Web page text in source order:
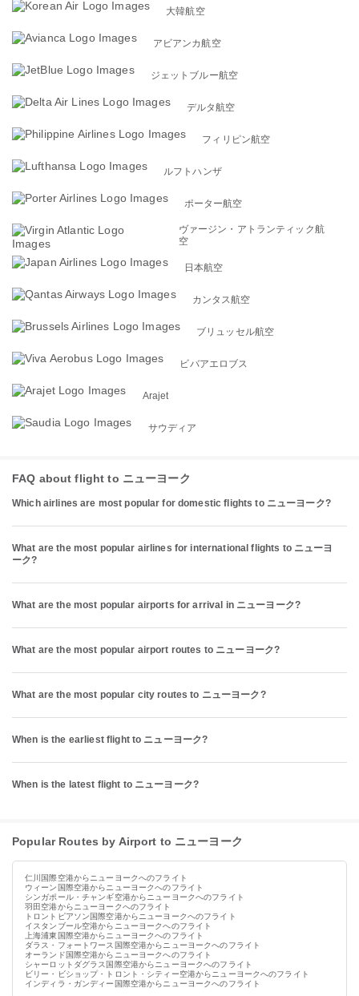
大韓航空
アビアンカ航空
ジェットブルー航空
デルタ航空
フィリピン航空
ルフトハンザ
ポーター航空
ヴァージン・アトランティック航
空
日本航空
カンタス航空
ブリュッセル航空
ビバアエロブス
Arajet
サウディア
FAQ about flight to ニューヨーク
Which airlines are most popular for domestic flights to ニューヨーク?
What are the most popular airlines for international flights to ニューヨ
ーク?
What are the most popular airports for arrival in ニューヨーク?
What are the most popular airport routes to ニューヨーク?
What are the most popular city routes to ニューヨーク?
When is the earliest flight to ニューヨーク?
When is the latest flight to ニューヨーク?
Popular Routes by Airport to ニューヨーク
仁川国際空港からニューヨークへのフライト
ウィーン国際空港からニューヨークへのフライト
シンガポール・チャンギ空港からニューヨークへのフライト
羽田空港からニューヨークへのフライト
トロントピアソン国際空港からニューヨークへのフライト
イスタンブール空港からニューヨークへのフライト
上海浦東国際空港からニューヨークへのフライト
ダラス・フォートワース国際空港からニューヨークへのフライト
オーランド国際空港からニューヨークへのフライト
シャーロットダグラス国際空港からニューヨークへのフライト
ビリー・ビショップ・トロント・シティー空港からニューヨークへのフライト
インディラ・ガンディー国際空港からニューヨークへのフライト